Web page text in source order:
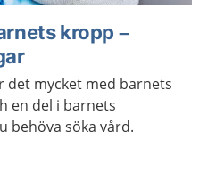
kropp –
det mycket med barnets
en del i barnets
behöva söka vård.